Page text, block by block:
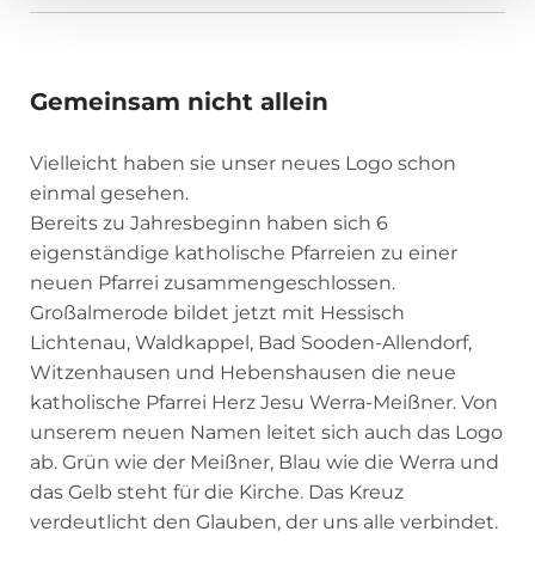
Gemeinsam nicht allein
Vielleicht haben sie unser neues Logo schon
einmal gesehen.
Bereits zu Jahresbeginn haben sich 6
eigenständige katholische Pfarreien zu einer
neuen Pfarrei zusammengeschlossen.
Großalmerode bildet jetzt mit Hessisch
Lichtenau, Waldkappel, Bad Sooden-Allendorf,
Witzenhausen und Hebenshausen die neue
katholische Pfarrei Herz Jesu Werra-Meißner. Von
unserem neuen Namen leitet sich auch das Logo
ab. Grün wie der Meißner, Blau wie die Werra und
das Gelb steht für die Kirche. Das Kreuz
verdeutlicht den Glauben, der uns alle verbindet.